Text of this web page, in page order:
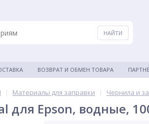
ВОЗВРАТ И ОБМЕН ТОВАРА
| Материалы для заправки | Чернила и
для Epson, водные,